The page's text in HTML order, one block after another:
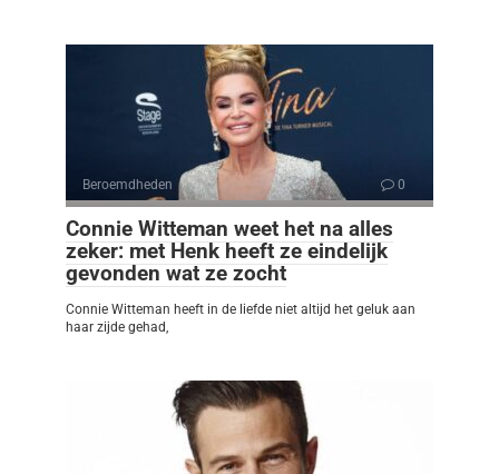
Beroemdheden 0
Connie Witteman weet het na alles
zeker: met Henk heeft ze eindelijk
gevonden wat ze zocht
Connie Witteman heeft in de liefde niet altijd het geluk aan
haar zijde gehad,